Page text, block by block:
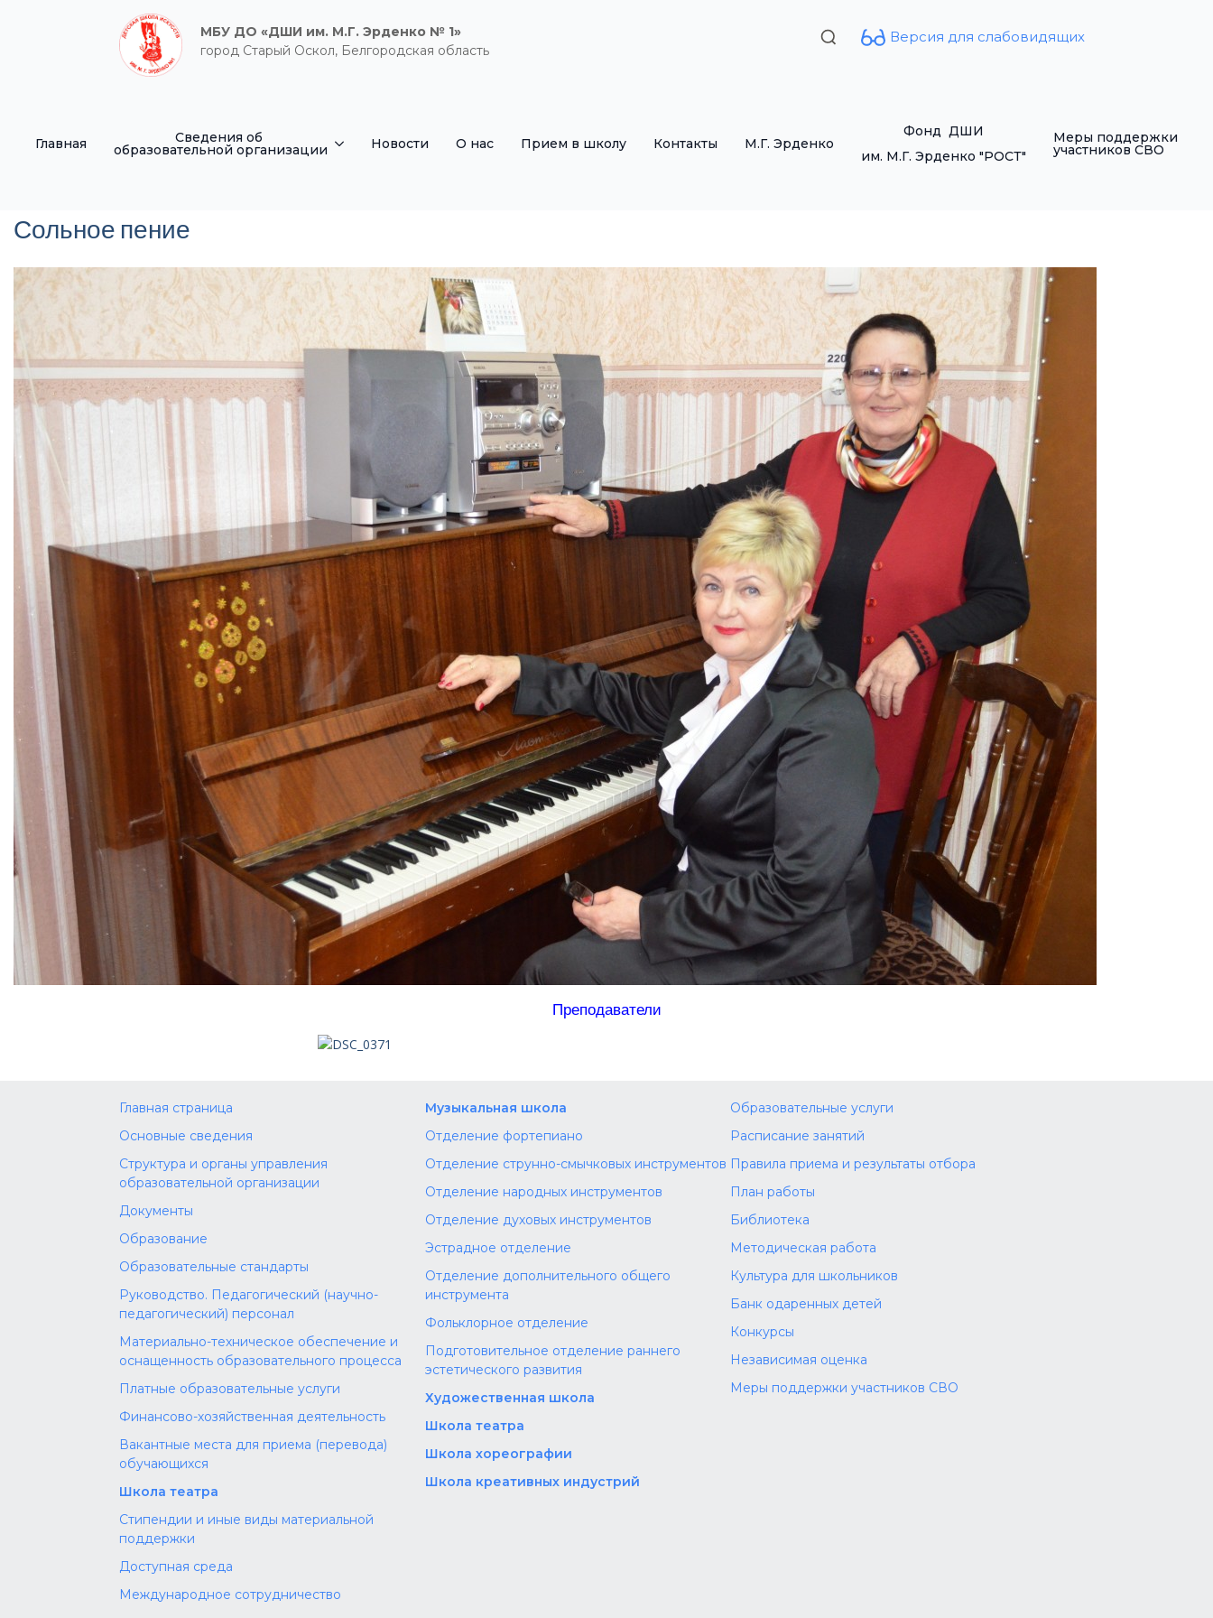
МБУ ДО «ДШИ им. М.Г. Эрденко № 1»
город Старый Оскол, Белгородская область
Версия для слабовидящих
Главная Сведения об
образовательной организации Новости О нас Прием в школу Контакты М.Г. Эрденко
Фонд ДШИ
им. М.Г. Эрденко "РОСТ"
Меры поддержки
участников СВО
Сольное пение
Преподаватели
Главная страница
Основные сведения
Структура и органы управления
образовательной организации
Документы
Образование
Образовательные стандарты
Руководство. Педагогический (научно-
педагогический) персонал
Материально-техническое обеспечение и
оснащенность образовательного процесса
Платные образовательные услуги
Финансово-хозяйственная деятельность
Вакантные места для приема (перевода)
обучающихся
Школа театра
Стипендии и иные виды материальной
поддержки
Доступная среда
Международное сотрудничество
Музыкальная школа
Отделение фортепиано
Отделение струнно-смычковых инструментов
Отделение народных инструментов
Отделение духовых инструментов
Эстрадное отделение
Отделение дополнительного общего
инструмента
Фольклорное отделение
Подготовительное отделение раннего
эстетического развития
Художественная школа
Школа‌‌‌‌ театра
Школа хореографии
Школа креативных индустрий
Образовательные услуги
Расписание занятий
Правила приема и результаты отбора
План работы
Библиотека
Методическая работа
Культура для школьников
Банк одаренных детей
Конкурсы
Независимая оценка
Меры поддержки участников СВО